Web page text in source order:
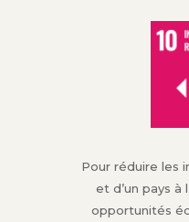
Pour réduire les
et d’un pays à
opportunités